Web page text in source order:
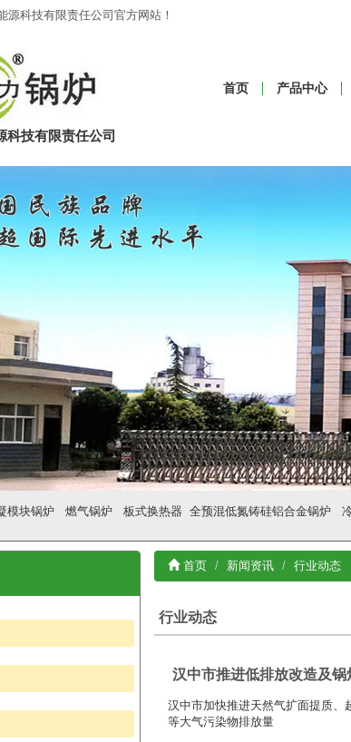
源科技有限责任公司官方网站！
科技有限责任公司
首页 产品中心
模块锅炉 燃气锅炉 板式换热器 全预混低氮铸硅铝合金锅炉
首页 新闻资讯 行业动态
行业动态
汉中市推进低排放改造及锅
汉中市加快推进天然气扩面提质、
等大气污染物排放量